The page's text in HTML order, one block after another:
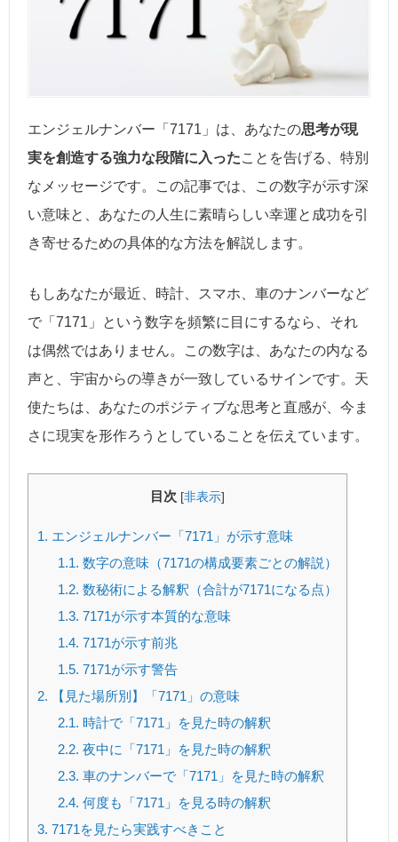
エンジェルナンバー「7171」は、あなたの思考が現
実を創造する強力な段階に入ったことを告げる、特別
なメッセージです。この記事では、この数字が示す深
い意味と、あなたの人生に素晴らしい幸運と成功を引
き寄せるための具体的な方法を解説します。
もしあなたが最近、時計、スマホ、車のナンバーなど
で「7171」という数字を頻繁に目にするなら、それ
は偶然ではありません。この数字は、あなたの内なる
声と、宇宙からの導きが一致しているサインです。天
使たちは、あなたのポジティブな思考と直感が、今ま
さに現実を形作ろうとしていることを伝えています。
目次 [非表示]
1. エンジェルナンバー「7171」が示す意味
1.1. 数字の意味（7171の構成要素ごとの解説）
1.2. 数秘術による解釈（合計が7171になる点）
1.3. 7171が示す本質的な意味
1.4. 7171が示す前兆
1.5. 7171が示す警告
2. 【見た場所別】「7171」の意味
2.1. 時計で「7171」を見た時の解釈
2.2. 夜中に「7171」を見た時の解釈
2.3. 車のナンバーで「7171」を見た時の解釈
2.4. 何度も「7171」を見る時の解釈
3. 7171を見たら実践すべきこと